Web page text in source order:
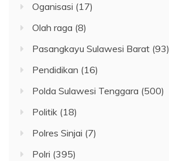
Oganisasi (17)
Olah raga (8)
Pasangkayu Sulawesi Barat (93)
Pendidikan (16)
Polda Sulawesi Tenggara (500)
Politik (18)
Polres Sinjai (7)
Polri (395)